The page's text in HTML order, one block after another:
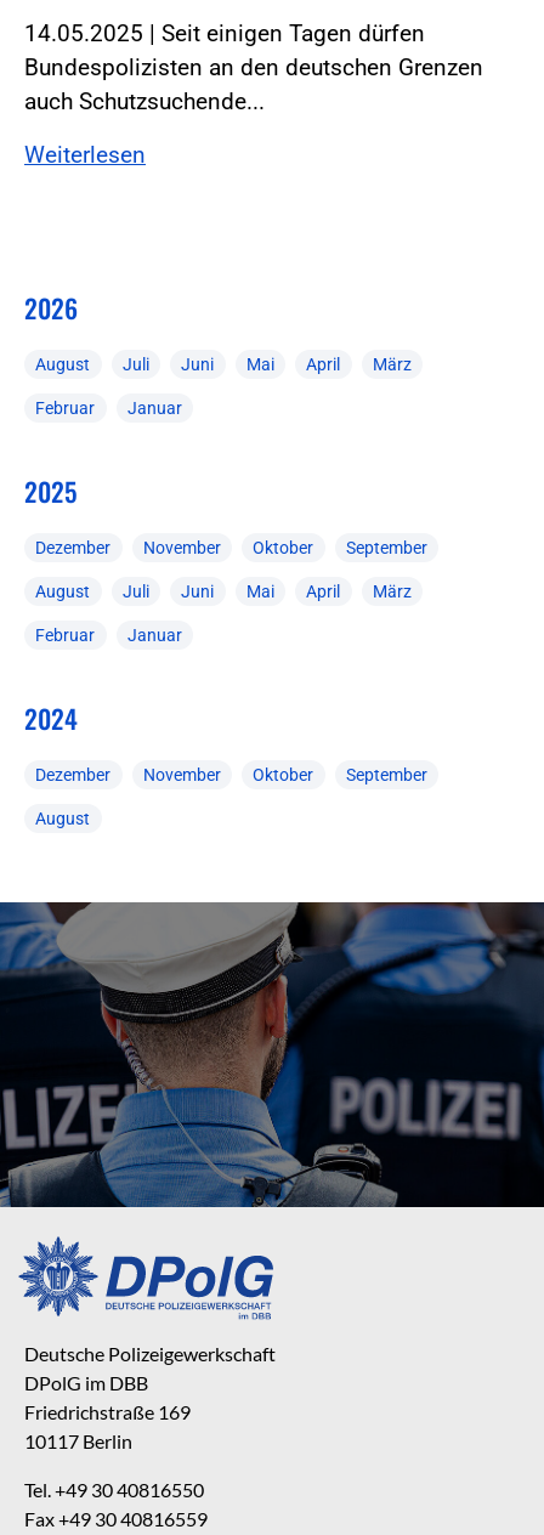
14.05.2025 | Seit einigen Tagen dürfen
Bundespolizisten an den deutschen Grenzen
auch Schutzsuchende...
Weiterlesen
2026
August Juli Juni Mai April März
Februar Januar
2025
Dezember November Oktober September
August Juli Juni Mai April März
Februar Januar
2024
Dezember November Oktober September
August
Deutsche Polizeigewerkschaft
DPolG im DBB
Friedrichstraße 169
10117 Berlin
Tel. +49 30 40816550
Fax +49 30 40816559